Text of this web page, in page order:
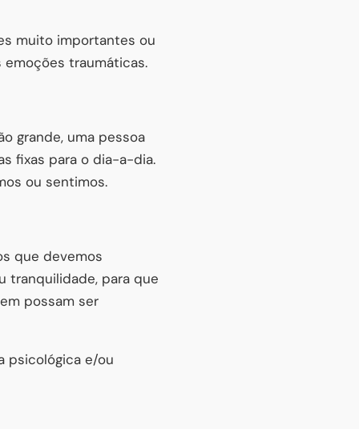
muito importantes ou
emoções traumáticas.
grande, uma pessoa
fixas para o dia-a-dia.
ou sentimos.
que devemos
tranquilidade, para que
possam ser
psicológica e/ou